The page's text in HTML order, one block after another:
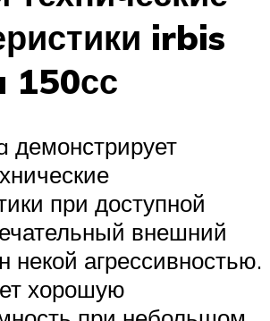
irbis
150сс
демонстрирует
при доступной
внешний
некой агрессивностью.
хорошую